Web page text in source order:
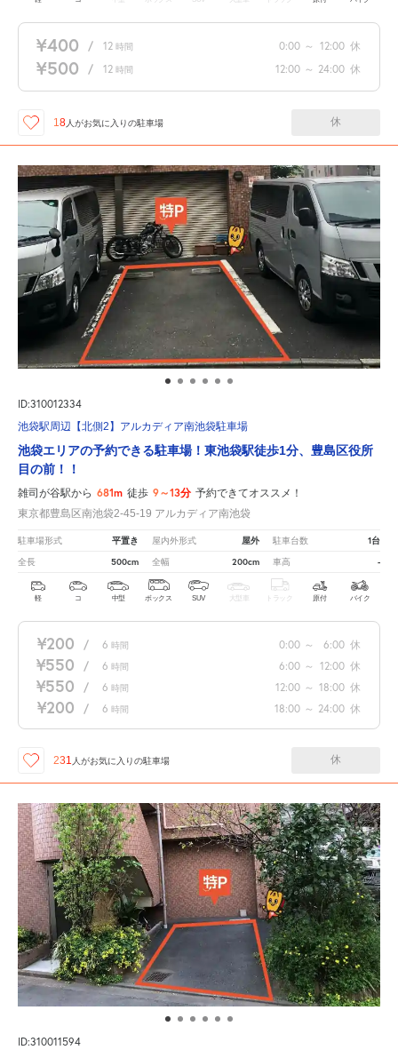
¥400 / 12 時間 0:00 ～ 12:00 休
¥500 / 12 時間 12:00 ～ 24:00 休
18 人がお気に入りの駐車場 休
ID:310012334
池袋駅周辺【北側2】アルカディア南池袋駐車場
池袋エリアの予約できる駐車場！東池袋駅徒歩1分、豊島区役所
目の前！！
雑司が谷駅から 681m 徒歩 9～13分 予約できてオススメ！
東京都豊島区南池袋2-45-19 アルカディア南池袋
駐車場形式 平置き 屋内外形式 屋外 駐車台数 1台
全長 500cm 全幅 200cm 車高 -
軽 コ 中型 ボックス SUV 大型車 トラック 原付 バイク
¥200 / 6 時間 0:00 ～ 6:00 休
¥550 / 6 時間 6:00 ～ 12:00 休
¥550 / 6 時間 12:00 ～ 18:00 休
¥200 / 6 時間 18:00 ～ 24:00 休
231 人がお気に入りの駐車場 休
ID:310011594